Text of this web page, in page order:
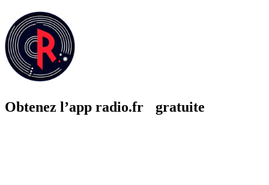
Obtenez l’app radio.fr gratuite